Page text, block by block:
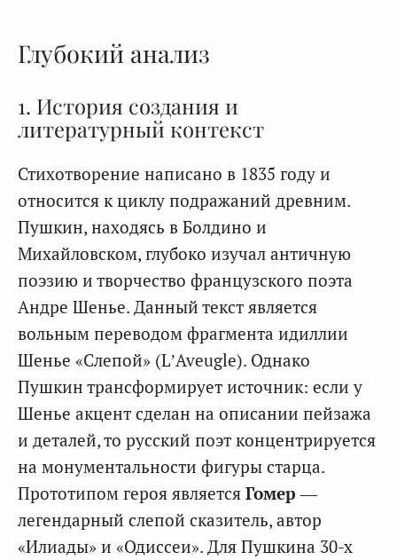
Глубокий анализ
1. История создания и
литературный контекст
Стихотворение написано в 1835 году и
относится к циклу подражаний древним.
Пушкин, находясь в Болдино и
Михайловском, глубоко изучал античную
поэзию и творчество французского поэта
Андре Шенье. Данный текст является
вольным переводом фрагмента идиллии
Шенье «Слепой» (L’Aveugle). Однако
Пушкин трансформирует источник: если у
Шенье акцент сделан на описании пейзажа
и деталей, то русский поэт концентрируется
на монументальности фигуры старца.
Прототипом героя является Гомер —
легендарный слепой сказитель, автор
«Илиады» и «Одиссеи». Для Пушкина 30-х